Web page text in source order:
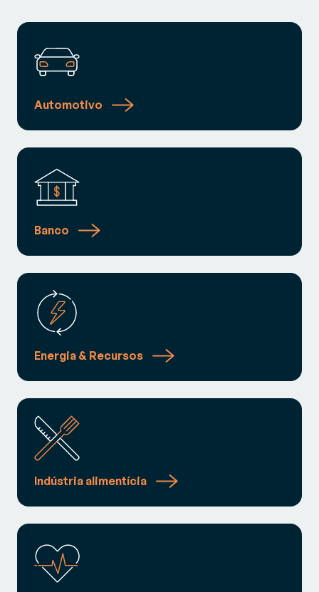
Automotivo
Banco
Energia & Recursos
Indústria alimentícia